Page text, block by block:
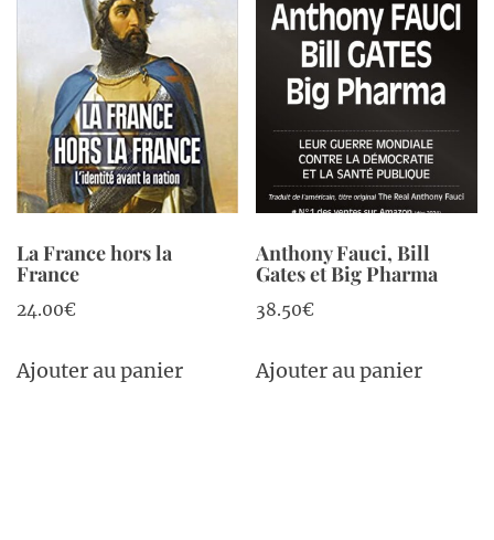
La France hors la
France
24.00€
Ajouter au panier
Anthony Fauci, Bill
Gates et Big Pharma
38.50€
Ajouter au panier